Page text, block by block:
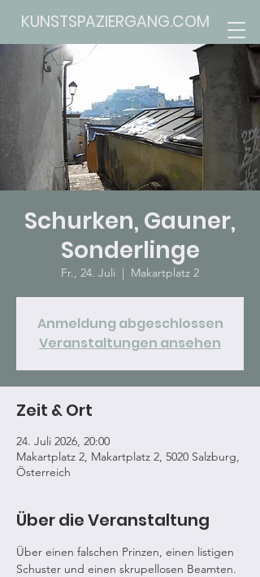
KUNSTSPAZIERGANG.COM
Schurken, Gauner,
Sonderlinge
Fr., 24. Juli
  |
Makartplatz 2
Anmeldung abgeschlossen
Veranstaltungen ansehen
Zeit & Ort
24. Juli 2026, 20:00
Makartplatz 2, Makartplatz 2, 5020 Salzburg,
Österreich
Über die Veranstaltung
Über einen falschen Prinzen, einen listigen
Schuster und einen skrupellosen Beamten.